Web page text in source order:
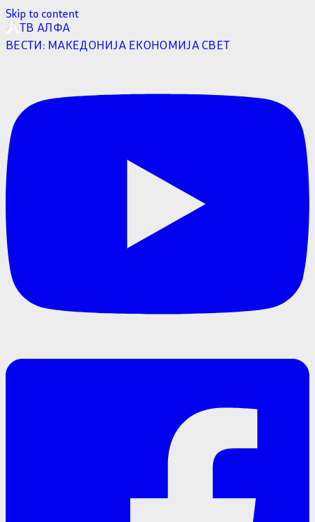
Skip to content
ТВ АЛФА
ВЕСТИ: МАКЕДОНИЈА ЕКОНОМИЈАСВЕТ